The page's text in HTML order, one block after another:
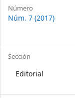
Article
Details
Número
Núm. 7 (2017)
Sección
Editorial